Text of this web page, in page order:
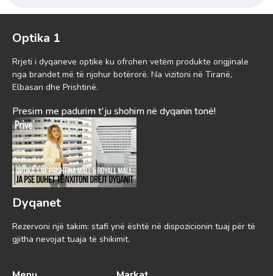
Optika 1
Rrjeti i dyqaneve optike ku ofrohen vetëm produkte origjinale
nga brandet më të njohur botërorë. Na vizitoni në Tiranë,
Elbasan dhe Prishtinë.
Presim me padurim t'ju shohim në dyqanin tonë!
Dyqanet
Rezervoni një takim: stafi ynë është në dispozicionin tuaj për të
gjitha nevojat tuaja të shikimit.